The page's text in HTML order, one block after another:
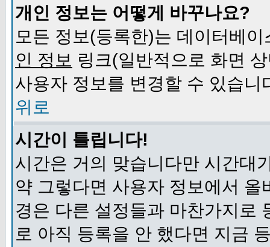
개인 정보는 어떻게 바꾸나요?
모든 정보(등록한)는 데이터베
인 정보 링크(일반적으로 화면
사용자 정보를 변경할 수 있습니
위로
시간이 틀립니다!
시간은 거의 맞습니다만 시간대
약 그렇다면 사용자 정보에서
경은 다른 설정들과 마찬가지로
로 아직 등록을 안 했다면 지금